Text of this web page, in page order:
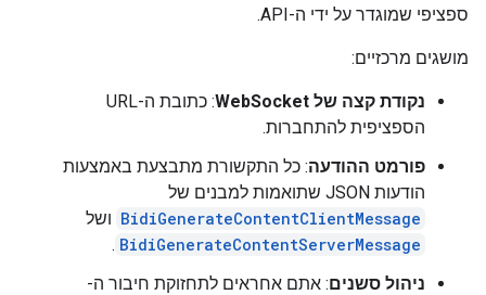
ספציפי שמוגדר על ידי ה-API.
מושגים מרכזיים:
נקודת קצה של WebSocket
: כתובת ה-URL
הספציפית להתחברות.
פורמט ההודעה: כל התקשורת מתבצעת באמצעות
הודעות JSON שתואמות למבנים של
BidiGenerateContentClientMessage ושל
BidiGenerateContentServerMessage
.
ניהול סשנים: אתם אחראים לתחזוקת חיבור ה-